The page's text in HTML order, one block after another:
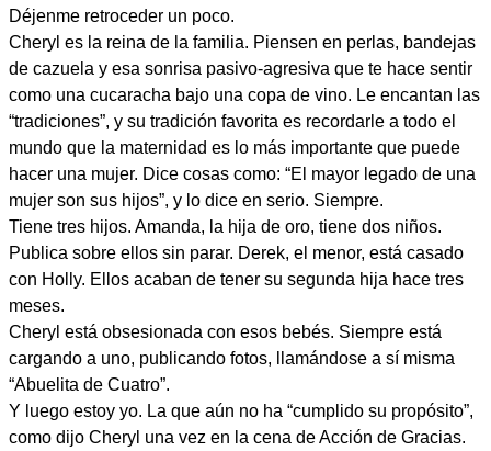
Déjenme retroceder un poco.
Cheryl es la reina de la familia. Piensen en perlas, bandejas
de cazuela y esa sonrisa pasivo-agresiva que te hace sentir
como una cucaracha bajo una copa de vino. Le encantan las
“tradiciones”, y su tradición favorita es recordarle a todo el
mundo que la maternidad es lo más importante que puede
hacer una mujer. Dice cosas como: “El mayor legado de una
mujer son sus hijos”, y lo dice en serio. Siempre.
Tiene tres hijos. Amanda, la hija de oro, tiene dos niños.
Publica sobre ellos sin parar. Derek, el menor, está casado
con Holly. Ellos acaban de tener su segunda hija hace tres
meses.
Cheryl está obsesionada con esos bebés. Siempre está
cargando a uno, publicando fotos, llamándose a sí misma
“Abuelita de Cuatro”.
Y luego estoy yo. La que aún no ha “cumplido su propósito”,
como dijo Cheryl una vez en la cena de Acción de Gracias.